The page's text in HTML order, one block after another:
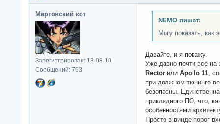
Мартовский кот
Зарегистрирован: 13-08-10
Сообщений: 763
NEMO пишет:
Могу показать, как
Давайте, и я покажу.
Уже давно почти все на
Rector или Apollo 11,
при должном тюнинге
безопасны.
прикладного ПО, что,
особенностями
Просто в винде порог